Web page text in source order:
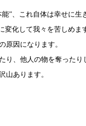
”、これ自体は幸せに
変化して我々を苦しめま
原因になります。
り、他人の物を奪ったり
山あります。